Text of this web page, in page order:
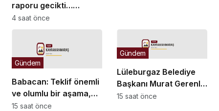
raporu gecikti…
Komisyon Başkanı
Kasapoğlu: “10 bin
sayfayı aşan devasa
bir değerlendirme
havuzu söz konusu”
4 saat önce
Babacan: Teklif önemli
ve olumlu bir aşama,
eşitlik yönünden
Gündem
15 saat önce
Lüleburgaz Belediye
Başkanı Murat Gerenli
CHP’den istifa etti
Gündem
15 saat önce